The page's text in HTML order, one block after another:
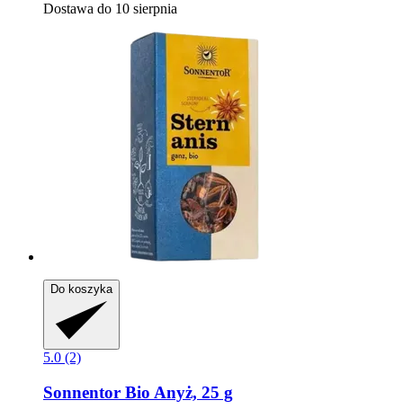
Dostawa do 10 sierpnia
Do koszyka
5.0 (2)
Sonnentor Bio Anyż, 25 g